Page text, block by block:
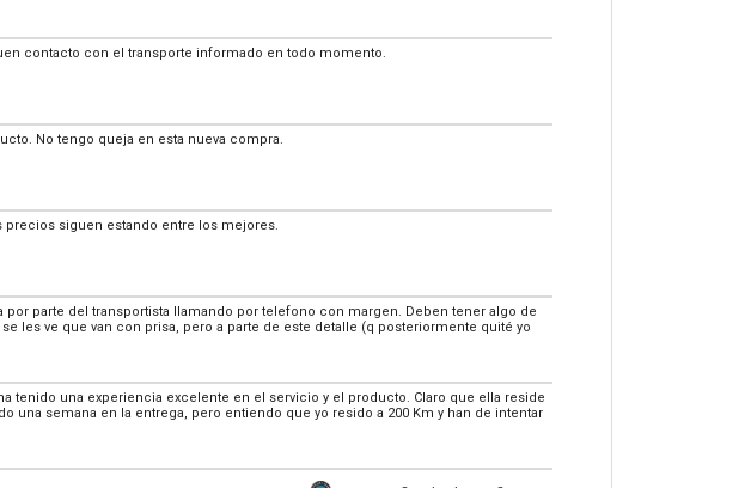
contacto con el transporte informado en todo momento.
No tengo queja en esta nueva compra.
precios siguen estando entre los mejores.
parte del transportista llamando por telefono con margen. Deben tener algo de
les ve que van con prisa, pero a parte de este detalle (q posteriormente quité yo
tenido una experiencia excelente en el servicio y el producto. Claro que ella reside
semana en la entrega, pero entiendo que yo resido a 200 Km y han de intentar